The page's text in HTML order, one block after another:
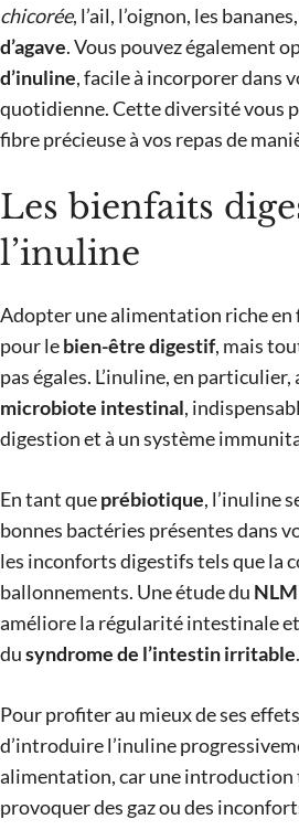
chicorée, l’ail, l’oignon, les
d’agave. Vous pouvez également
d’inuline, facile à incorporer dans
quotidienne. Cette diversité vous
fibre précieuse à vos repas de
Les bienfaits
l’inuline
Adopter une alimentation riche en
pour lebien-être digestif, mais
pas égales. L’inuline, en
microbiote intestinal,
digestion et à un système
En tant queprébiotique, l’inuline
bonnes bactéries présentes dans
les inconforts digestifs tels que la
ballonnements. Une étude du
améliore la régularité intestinale
dusyndrome de l’intestin irritable.
Pour profiter au mieux de ses
d’introduire l’inuline
alimentation, car une introduction
provoquer des gaz ou des